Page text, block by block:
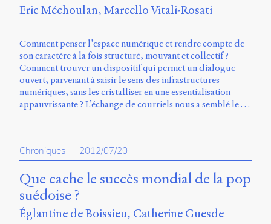
v.
(2020/03)
Typographies
Jannon
de
Storm
et
Muli
Vernon
Adams.
Ce
Eric Méchoulan Marcello Vitali-Rosati
Comment penser l’espace numérique et rendre compte de
son caractère à la fois structuré, mouvant et collectif ?
Comment trouver un dispositif qui permet un dialogue
ouvert, parvenant à saisir le sens des infrastructures
numériques, sans les cristalliser en une essentialisation
appauvrissante ? L’échange de courriels nous a semblé le …
Chroniques — 2012/07/20
Que cache le succès mondial de la pop
suédoise ?
Églantine de Boissieu Catherine Guesde